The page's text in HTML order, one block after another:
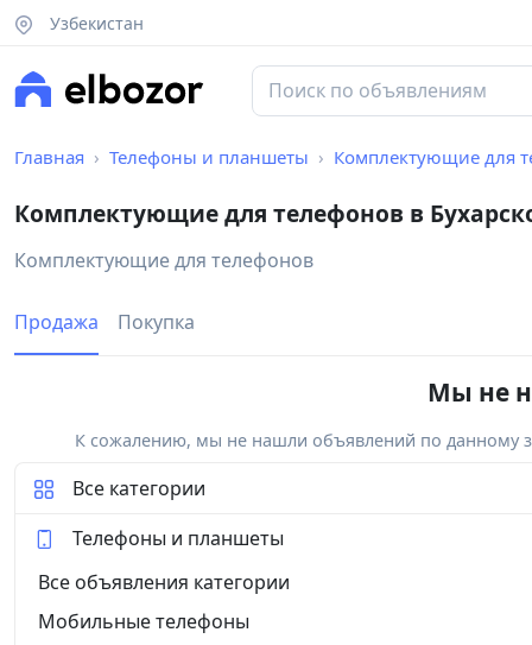
Узбекистан
Главная Телефоны и планшеты Комплектующие для
Комплектующие для телефонов в
Комплектующие для телефонов
Продажа Покупка
Мы не
К сожалению, мы не нашли объявлений по данному
Все категории
Телефоны и планшеты
Все объявления категории
Мобильные телефоны